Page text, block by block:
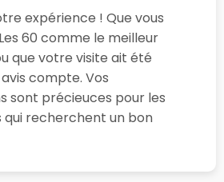
expérience ! Que vous
60 comme le meilleur
que votre visite ait été
compte. Vos
sont précieuces pour les
qui recherchent un bon